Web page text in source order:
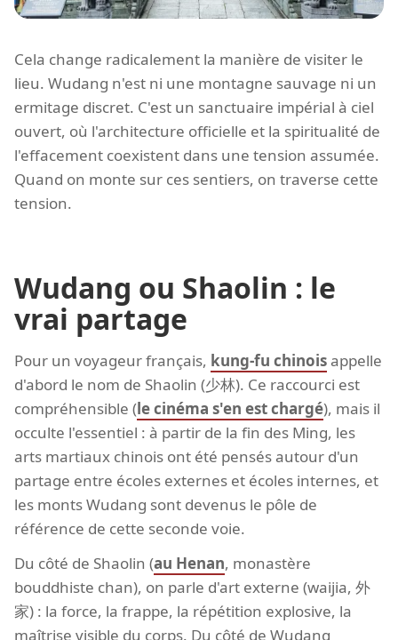
Cela change radicalement la manière de visiter le
lieu. Wudang n'est ni une montagne sauvage ni un
ermitage discret. C'est un sanctuaire impérial à ciel
ouvert, où l'architecture officielle et la spiritualité de
l'effacement coexistent dans une tension assumée.
Quand on monte sur ces sentiers, on traverse cette
tension.
Wudang ou Shaolin : le
vrai partage
Pour un voyageur français, kung-fu chinoisappelle
d'abord le nom de Shaolin (少林). Ce raccourci est
compréhensible (le cinéma s'en est chargé), mais il
occulte l'essentiel : à partir de la fin des Ming, les
arts martiaux chinois ont été pensés autour d'un
partage entre écoles externes et écoles internes, et
les monts Wudang sont devenus le pôle de
référence de cette seconde voie.
Du côté de Shaolin (au Henan, monastère
bouddhiste chan), on parle d'art externe (waijia, 外
家) : la force, la frappe, la répétition explosive, la
maîtrise visible du corps. Du côté de Wudang